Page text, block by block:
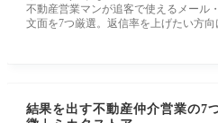
レート7選｜ミカタストア
不動産営業マンが追客で使えるメール
文面を7つ厳選。返信率を上げたい方向
結果を出す不動産仲介営業の7